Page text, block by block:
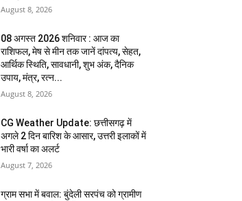
August 8, 2026
08 अगस्त 2026 शनिवार : आज का
राशिफल, मेष से मीन तक जानें दांपत्य, सेहत,
आर्थिक स्थिति, सावधानी, शुभ अंक, दैनिक
उपाय, मंत्र, रत्न...
August 8, 2026
CG Weather Update: छत्तीसगढ़ में
अगले 2 दिन बारिश के आसार, उत्तरी इलाकों में
भारी वर्षा का अलर्ट
August 7, 2026
ग्राम सभा में बवाल: बुंदेली सरपंच को ग्रामीण